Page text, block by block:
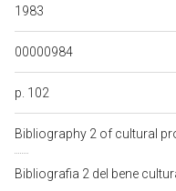
1983
00000984
p. 102
Bibliography 2 of cultural
Bibliografia 2 del bene